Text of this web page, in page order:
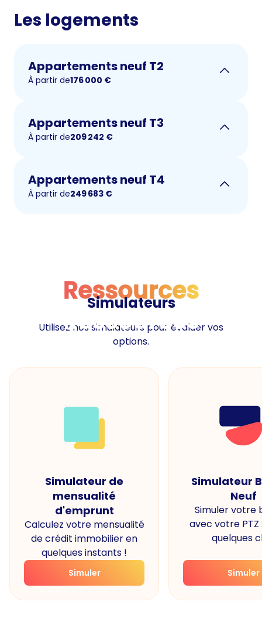
Les logements
Appartements neuf T2
À partir de176 000 €
Appartements neuf T3
À partir de209 242 €
Appartements neuf T4
À partir de249 683 €
Ressources
Ressources
Simulateurs
Utilisez nos simulateurs pour évaluer vos
options.
Simulateur de
mensualité
d'emprunt
Calculez votre mensualité
de crédit immobilier en
quelques instants !
Simuler
Simulateur
Neuf
Simuler votre
avec votre PTZ
quelques
Simuler